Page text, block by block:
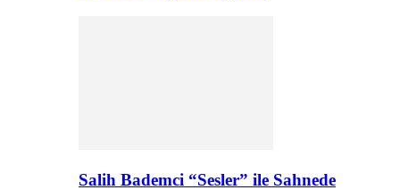
Salih Bademci “Sesler” ile Sahnede